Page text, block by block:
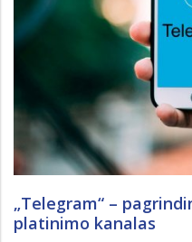
„Telegram“ –
platinimo kanalas